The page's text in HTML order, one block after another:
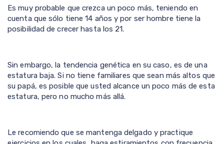
Es muy probable que crezca un poco más, teniendo en
cuenta que sólo tiene 14 años y por ser hombre tiene la
posibilidad de crecer hasta los 21.
Sin embargo, la tendencia genética en su caso, es de una
estatura baja. Si no tiene familiares que sean más altos que
su papá, es posible que usted alcance un poco más de esta
estatura, pero no mucho más allá.
Le recomiendo que se mantenga delgado y practique